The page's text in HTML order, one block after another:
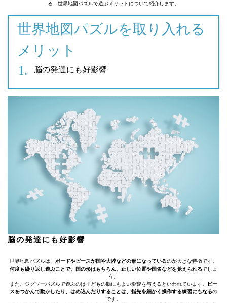
る、世界地図パズルで遊ぶメリットについて紹介します。
世界地図パズルを取り入れる
メリット
脳の発達にも好影響
脳の発達にも好影響
世界地図パズルは、 ボードやピースが国や大陸などの形になっているのが大きな特徴です。
何度も繰り返し遊ぶことで、国の形はもちろん、正しい位置や国名などを覚えられるでしょ
う。
また、ジグソーパズルで遊ぶのは子どもの脳にもよい影響を与えるといわれています。 ピー
スをつかんで動かしたり、はめ込んだりすることは、指先を細かく操作する練習にもなるの
です。